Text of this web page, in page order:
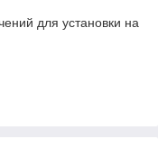
для установки на